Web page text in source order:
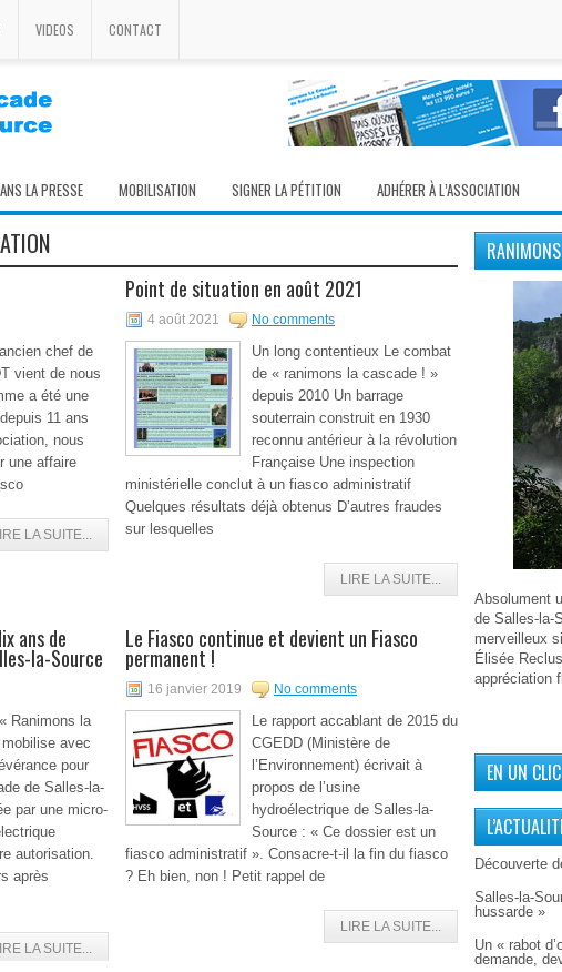
VIDEOS CONTACT
LA PRESSE MOBILISATION SIGNER LA PÉTITION ADHÉRER À L’ASSOCIATION
chef de
vient de nous
a été une
11 ans
nous
une affaire
LA SUITE...
Point de situation en août 2021
4 août 2021 No comments
Un long contentieux Le combat
de « ranimons la cascade ! »
depuis 2010 Un barrage
souterrain construit en 1930
reconnu antérieur à la révolution
Française Une inspection
ministérielle conclut à un fiasco administratif
Quelques résultats déjà obtenus D’autres fraudes
sur lesquelles
LIRE LA SUITE...
ans de
la-Source
Ranimons la
avec
pour
de Salles-la-
par une micro-
autorisation.
après
LA SUITE...
Le Fiasco continue et devient un Fiasco
permanent !
16 janvier 2019 No comments
Le rapport accablant de 2015 du
CGEDD (Ministère de
l’Environnement) écrivait à
propos de l’usine
hydroélectrique de Salles-la-
Source : « Ce dossier est un
fiasco administratif ». Consacre-t-il la fin du fiasco
? Eh bien, non ! Petit rappel de
LIRE LA SUITE...
Absolument
de Salles-la-
merveilleux
Élisée
appréciation
EN UN
Découverte
Salles-la-
hussarde »
Un « rabot
demande,